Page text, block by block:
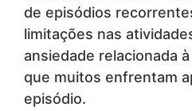
de episódios
limitações nas
ansiedade relacionada
que muitos enfrentam
episódio.